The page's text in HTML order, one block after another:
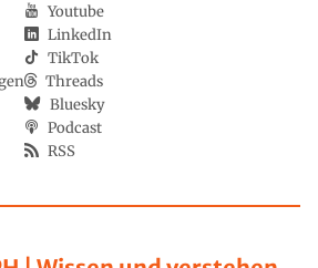
Youtube
LinkedIn
TikTok
Threads
Bluesky
Podcast
RSS